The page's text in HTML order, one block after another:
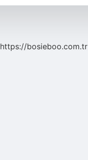
https://bosieboo.com.tr